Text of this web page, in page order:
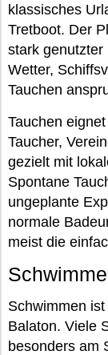
klassisches
Tretboot. Der
stark genutzter
Wetter,
Tauchen
Tauchen
Taucher,
gezielt mit
Spontane
ungeplante
normale
meist die
Schwimmen
Balaton. Viele
besonders am